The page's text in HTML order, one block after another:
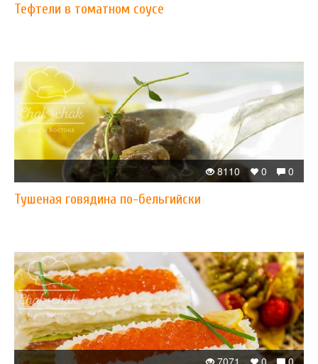
Тефтели в томатном соусе
0
0
8110
Тушеная говядина по-бельгийски
0
0
7071